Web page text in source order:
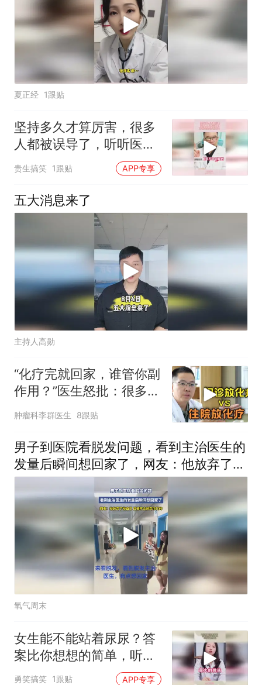
夏正经 1跟贴
坚持多久才算厉害，很多
人都被误导了，听听医生
怎么说的！
贵生搞笑 1跟贴 APP专享
五大消息来了
主持人高勋
“化疗完就回家，谁管你副
作用？”医生怒批：很多人
就这样放弃了
肿瘤科李群医生 8跟贴
男子到医院看脱发问题，看到主治医生的
发量后瞬间想回家了，网友：他放弃了他
自己，但他不会放弃你们的
氧气周末
女生能不能站着尿尿？答
案比你想想的简单，听听
医生怎么说
勇笑搞笑 1跟贴 APP专享